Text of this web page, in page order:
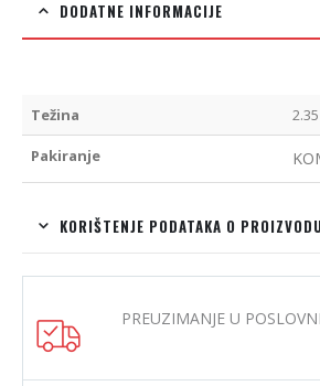
DODATNE INFORMACIJE
Težina
Pakiranje
KORIŠTENJE PODATAKA O PROIZVODU
PREUZIMANJE U